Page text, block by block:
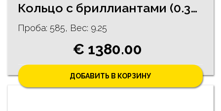
Кольцо c бриллиантами (0.39 ct) 13482-5751
Проба: 585, Bес: 9.25
€ 1380.00
ДОБАВИТЬ В КОРЗИНУ